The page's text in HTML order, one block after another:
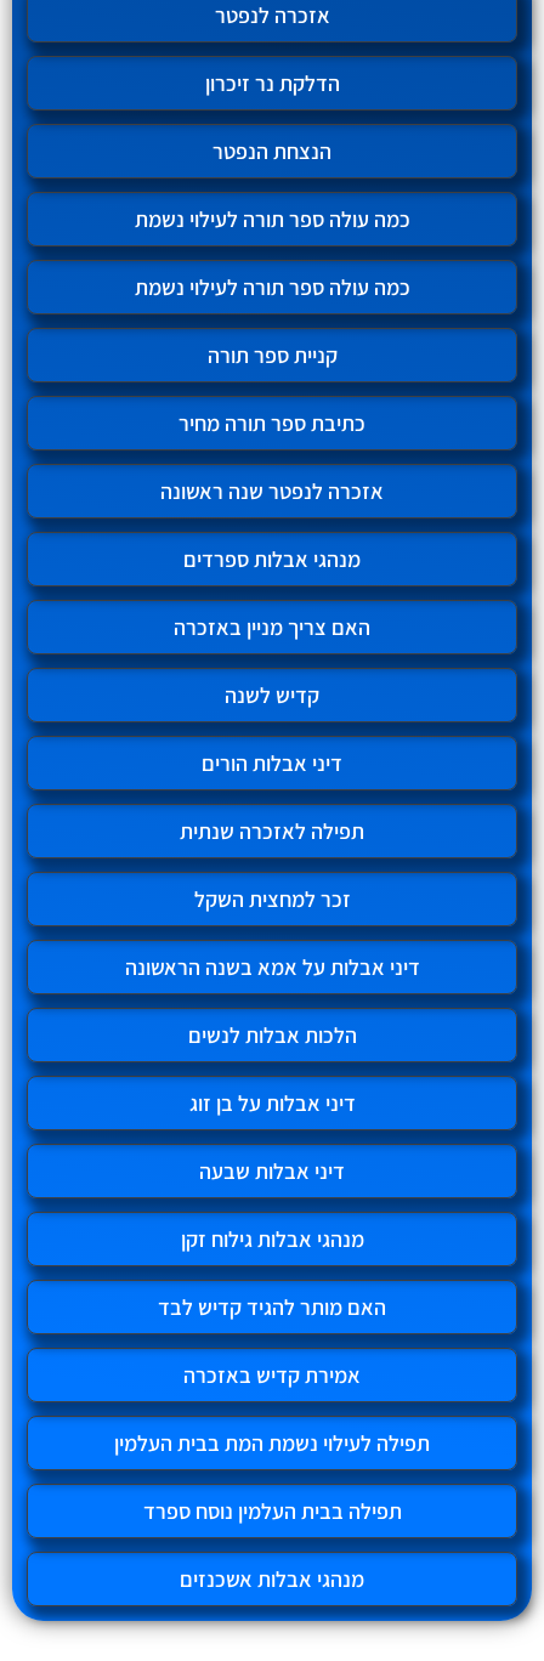
אזכרה לנפטר
הדלקת נר זיכרון
הנצחת הנפטר
כמה עולה ספר תורה לעילוי נשמת
כמה עולה ספר תורה לעילוי נשמת
קניית ספר תורה
כתיבת ספר תורה מחיר
אזכרה לנפטר שנה ראשונה
מנהגי אבלות ספרדים
האם צריך מניין באזכרה
קדיש לשנה
דיני אבלות הורים
תפילה לאזכרה שנתית
זכר למחצית השקל
דיני אבלות על אמא בשנה הראשונה
הלכות אבלות לנשים
דיני אבלות על בן זוג
דיני אבלות שבעה
מנהגי אבלות גילוח זקן
האם מותר להגיד קדיש לבד
אמירת קדיש באזכרה
תפילה לעילוי נשמת המת בבית העלמין
תפילה בבית העלמין נוסח ספרד
מנהגי אבלות אשכנזים